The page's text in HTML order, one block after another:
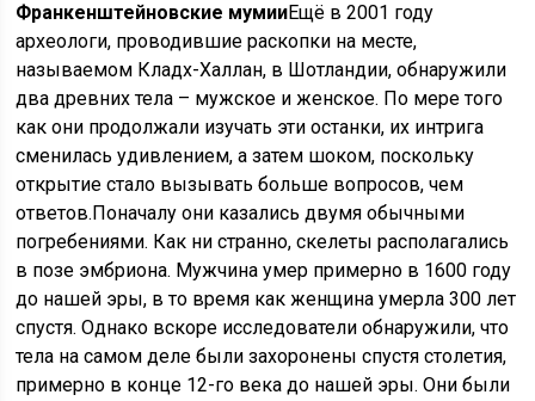
Франкенштейновские мумииЕщё в 2001 году
археологи, проводившие раскопки на месте,
называемом Кладх-Халлан, в Шотландии, обнаружили
два древних тела – мужское и женское. По мере того
как они продолжали изучать эти останки, их интрига
сменилась удивлением, а затем шоком, поскольку
открытие стало вызывать больше вопросов, чем
ответов.Поначалу они казались двумя обычными
погребениями. Как ни странно, скелеты располагались
в позе эмбриона. Мужчина умер примерно в 1600 году
до нашей эры, в то время как женщина умерла 300 лет
спустя. Однако вскоре исследователи обнаружили, что
тела на самом деле были захоронены спустя столетия,
примерно в конце 12-го века до нашей эры. Они были